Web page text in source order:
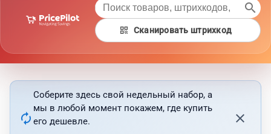
search
qr_code Сканировать штрихкод
autorenew
Соберите здесь свой недельный набор, а
мы в любой момент покажем, где купить
его дешевле.
close